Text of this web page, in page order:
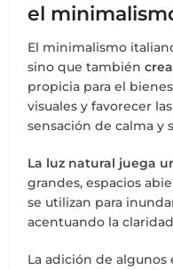
el
El minimalismo
sino que también
propicia para el
visuales y favorecer
sensación de calma y
La luz natural juega
grandes, espacios
se utilizan para
acentuando la
La adición de